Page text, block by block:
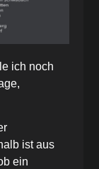
ich noch
ist aus
ein